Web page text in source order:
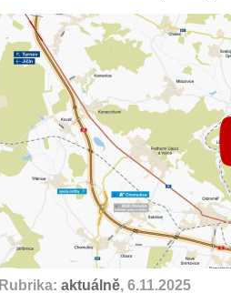
Rubrika: aktuálně, 6.11.2025